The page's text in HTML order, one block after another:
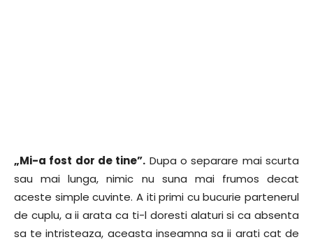
„Mi-a fost dor de tine”. Dupa o separare mai scurta
sau mai lunga, nimic nu suna mai frumos decat
aceste simple cuvinte. A iti primi cu bucurie partenerul
de cuplu, a ii arata ca ti-l doresti alaturi si ca absenta
sa te intristeaza, aceasta inseamna sa ii arati cat de